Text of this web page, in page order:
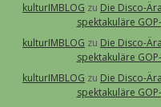
kulturIMBLOG zu Die Disco-
spektakuläre
kulturIMBLOG zu Die Disco-
spektakuläre
kulturIMBLOG zu Die Disco-
spektakuläre